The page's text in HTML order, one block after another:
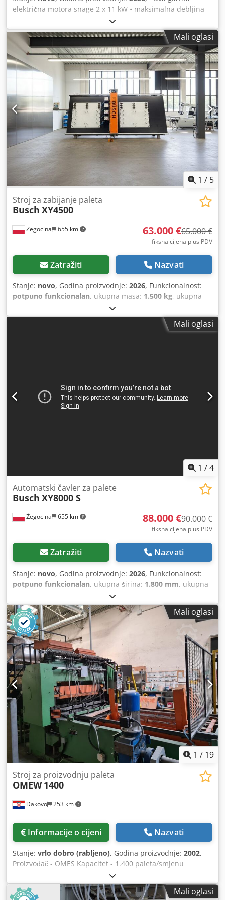
sustavima: * Motor s kočnicom koji zaustavlja list u manje
od 5 sekundi (3 sekunde pri maksimalnoj brzini) *
Sigurnosni mikroprekidači u slučaju pucanja lista ili
otvaranja zaštitnih poklopaca * Elektronička zaštita od
preopterećenja motora * Komande na niskom naponu i
dvostruki gumbi za zaustavljanje u nuždi Mogućnost
pregleda stroja uz prethodni dogovor. Cijena franko
polazište, prijevoz snosi kupac.
električna motora snage 2 x 11 kW • maksimalna debljina
materijala 250 mm • maksimalna širina materijala 300 mm
• minimalna visina reza 10 mm • podesiva brzina pomaka
5-25 m/min Dsdpfx Aezqzgwemnjkr • raspon gibanja donje
pile 10-150 • raspon gibanja gornje pile 20-190 • minimalna
udaljenost između pila 15 mm • podmazivanje pila –
pneumatski prskalici • hidraulični zatezač pile • ručni
pokazivač za podešavanje • promjer kotača 710 mm •
izlazni stol duljine 2,5 m • dvostruki pritisni valjci
Mali oglasi
1 / 5
Żegocina 655 km
Stroj za zabijanje paleta
Busch XY4500
63.000 €65.000 €
fiksna cijena plus PDV
Zatražiti Nazvati
Stanje: novo, Godina proizvodnje: 2026, Funkcionalnost:
potpuno funkcionalan, ukupna masa: 1.500 kg, ukupna
, ukupna širina:
visina:2.250 mm, radni tlak:8 letva, ulazna struja:8 A,
, Stanje: Novo Instalacija i
različitih tipova paleta Rukovanje: Jednostavno i intuitivno
upravljanje Upravljanje (jezici): engleski, njemački, poljski,
francuski, talijanski, španjolski Automatizacija: Automatsko
Mali oglasi
1 /4
Żegocina 655 km
Automatski čavler za palete
Busch XY8000 S
88.000 €90.000 €
fiksna cijena plus PDV
Zatražiti Nazvati
Stanje: novo, Godina proizvodnje: 2026, Funkcionalnost:
potpuno funkcionalan, ukupna širina: 1.800 mm, ukupna
, ukupna duljina:
masa:1.500 kg, Stanje: Novo Instalacija i servis: Dostupno
diljem Europe Obuka: Uključena obuka operatera Jamstvo:
Jamstvo proizvođača Maksimalne dimenzije paleta: 2x 140
cm x 140 cm Način rada: Sustav s dva stola (desni i lijevi
stol) Svestranost: Zakucava sve vrste paleta i
podkonstrukcija Kapacitet memorije: Memorija za 900
različitih tipova paleta Upravljanje: Jednostavno i intuitivno
rukovanje Upravljanje (jezici): engleski, njemački, poljski,
francuski, talijanski, španjolski Automatizacija: Automatsko
generiranje radnih putanja Dedpfx Amephmwbjnekr
Opcije: Dimenzije stroja prilagodljive po želji (dostupno do
13 metara duljine)
Mali oglasi
1 / 19
Đakovo 253 km
Stroj za proizvodnju paleta
OMEW 1400
Informacije o cijeni Nazvati
Stanje: vrlo dobro (rabljeno), Godina proizvodnje: 2002,
Proizvođač - OMES Kapacitet - 1.400 paleta/smjenu
Dkedpfjwwiv Aox Amnjr Godina - 2002 Linija trenutno
demontirana
Mali oglasi